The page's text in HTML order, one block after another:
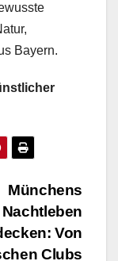
Bayern.
Münchens
Nachtleben
Von
Clubs